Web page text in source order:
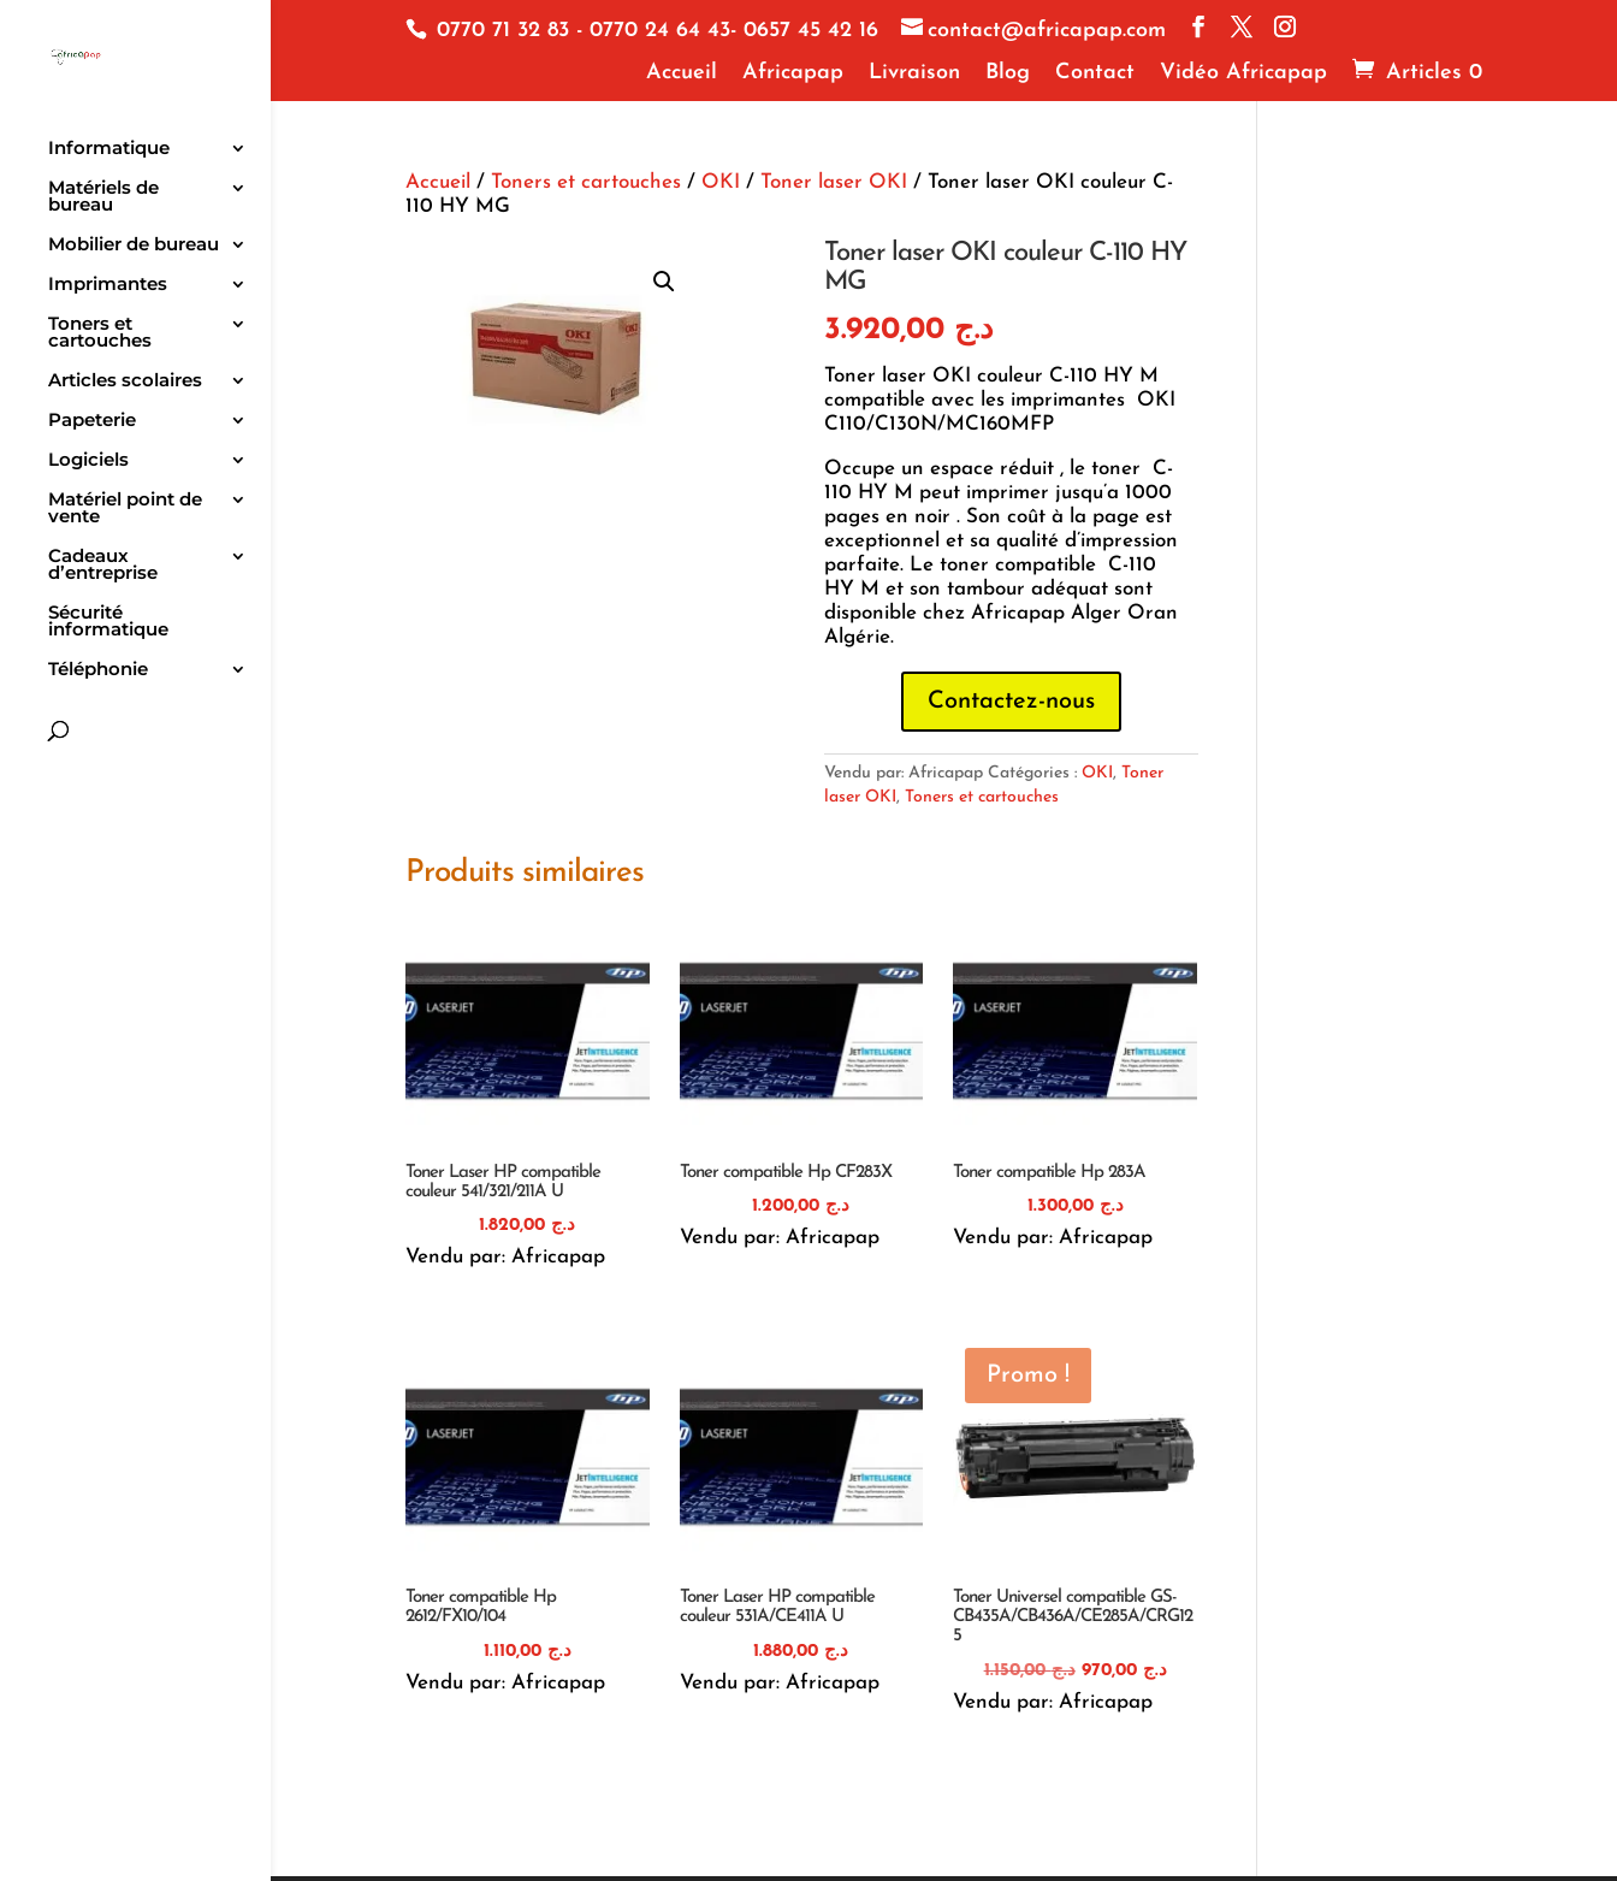
0770 71 32 83 - 0770 24 64 43- 0657 45 42 16
contact@africapap.com
Accueil
Africapap Livraison Blog Contact Vidéo Africapap Articles 0
Informatique
Matériels de
bureau
Mobilier de bureau
Imprimantes
Toners et
cartouches
Articles scolaires
Papeterie
Logiciels
Matériel point de
vente
Cadeaux
d’entreprise
Sécurité
informatique
Téléphonie
Accueil / Toners et cartouches/ OKI / Toner laser OKI
/ Toner laser OKI couleur C-
110 HY MG
Toner laser OKI couleur C-110 HY
MG
د.ج 3.920,00
Toner laser OKI couleur C-110 HY M
compatible avec les imprimantes OKI
C110/C130N/MC160MFP
Occupe un espace réduit , le toner C-
110 HY M peut imprimer jusqu’a 1000
pages en noir . Son coût à la page est
exceptionnel et sa qualité d’impression
parfaite. Le toner compatible C-110
HY M et son tambour adéquat sont
disponible chez Africapap Alger Oran
Algérie.
Contactez-nous
Vendu par: Africapap Catégories : OKI , Toner
laser OKI , Toners et cartouches
Produits similaires
Toner Laser HP compatible
couleur 541/321/211A U
د.ج
Vendu par: Africapap
Toner compatible Hp CF283X
د.ج
Vendu par: Africapap
Toner compatible Hp 283A
د.ج 1.300,00
Vendu par: Africapap
Toner compatible Hp
2612/FX10/104
د.ج 1.110,00
Vendu par: Africapap
Toner Laser HP compatible
couleur 531A/CE411A U
د.ج
Vendu par: Africapap
Promo !
Toner Universel compatible GS-
CB435A/CB436A/CE285A/CRG12
5
د.ج1.150,00
Le
prix
د.ج 970,00
Le
Vendu par: Africapap